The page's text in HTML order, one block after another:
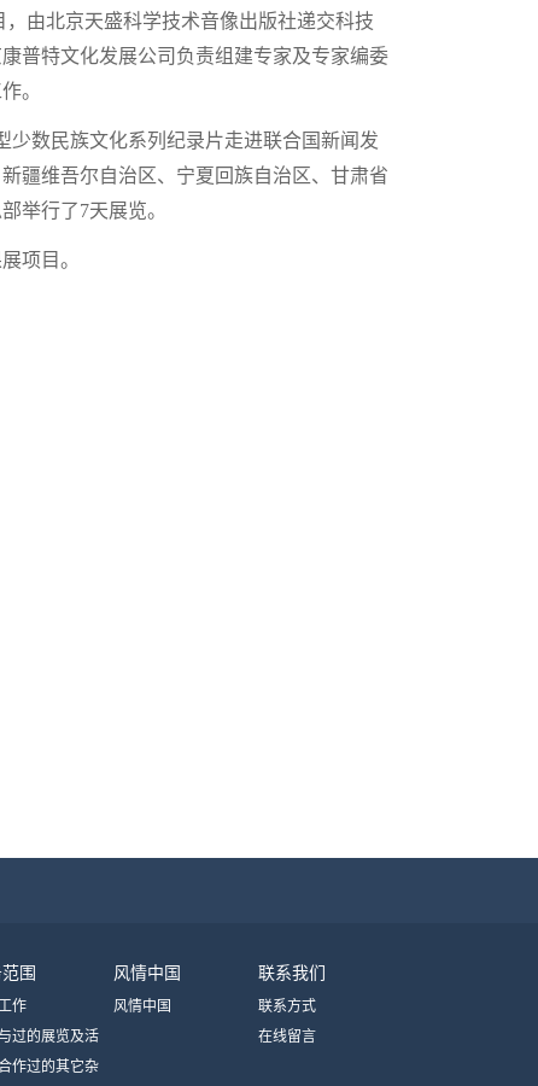
由北京天盛科学技术音像出版社递交科技
普特文化发展公司负责组建专家及专家编委
。
数民族文化系列纪录片走进联合国新闻发
疆维吾尔自治区、宁夏回族自治区、甘肃省
举行了7天展览。
项目。
围
作
过的展览及活
作过的其它杂
风情中国
风情中国
联系我们
联系方式
在线留言